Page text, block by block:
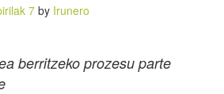
7 by Irunero
berritzeko prozesu parte